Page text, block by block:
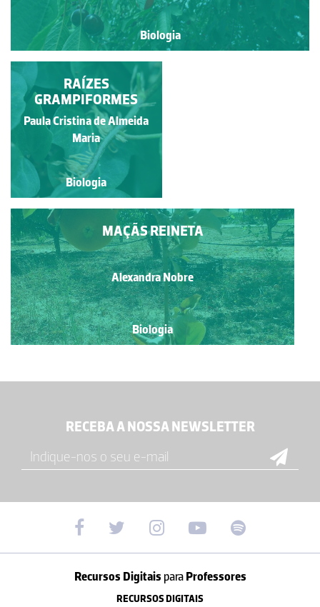
Biologia
RAMO DE CEREJEIRA
COM FRUTOS
Alexandra Nobre
Biologia
MAÇÃS REINETA
Alexandra Nobre
Biologia
RAÍZES
GRAMPIFORMES
Paula Cristina de Almeida
Maria
Biologia
RECEBA A NOSSA NEWSLETTER
Recursos Digitais paraProfessores
RECURSOS DIGITAIS